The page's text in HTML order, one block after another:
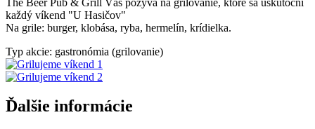
každý víkend "U Hasičov"
Na grile: burger, klobása, ryba, hermelín, krídielka.
Typ akcie: gastronómia (grilovanie)
Ďalšie informácie